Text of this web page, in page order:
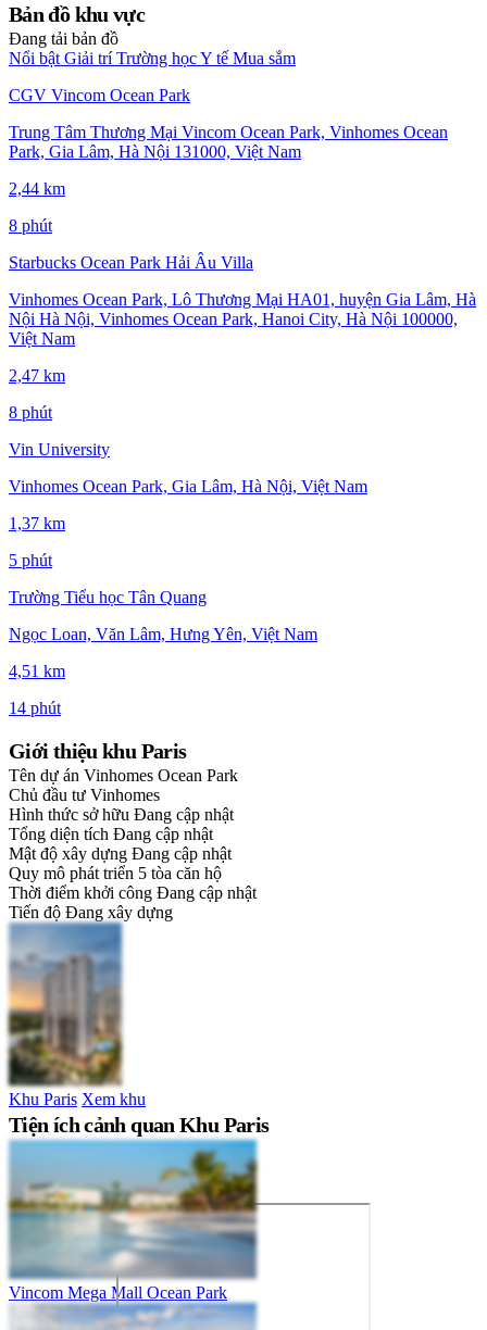
Bản đồ khu vực
Đang tải bản đồ
Nổi bật Giải trí Trường họcY tế Mua sắm
CGV Vincom Ocean Park
Trung Tâm Thương Mại Vincom Ocean Park, Vinhomes Ocean
Park, Gia Lâm, Hà Nội 131000, Việt Nam
2,44 km
8 phút
Starbucks Ocean Park Hải Âu Villa
Vinhomes Ocean Park, Lô Thương Mại HA01, huyện Gia Lâm, Hà
Nội Hà Nội, Vinhomes Ocean Park, Hanoi City, Hà Nội 100000,
Việt Nam
2,47 km
8 phút
Vin University
Vinhomes Ocean Park, Gia Lâm, Hà Nội, Việt Nam
1,37 km
5 phút
Trường Tiểu học Tân Quang
Ngọc Loan, Văn Lâm, Hưng Yên, Việt Nam
4,51 km
14 phút
Giới thiệu khu Paris
Tên dự án Vinhomes Ocean Park
Chủ đầu tư Vinhomes
Hình thức sở hữu Đang cập nhật
Tổng diện tích Đang cập nhật
Mật độ xây dựng Đang cập nhật
Quy mô phát triển 5 tòa căn hộ
Thời điểm khởi công Đang cập nhật
Tiến độ Đang xây dựng
Khu Paris Xem khu
Tiện ích cảnh quan Khu Paris
Vincom Mega Mall Ocean Park